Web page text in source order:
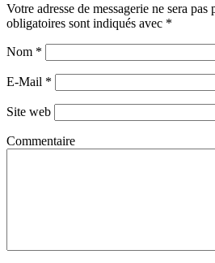
Votre adresse de messagerie ne sera
obligatoires sont indiqués avec *
Nom *
E-Mail *
Site web
Commentaire